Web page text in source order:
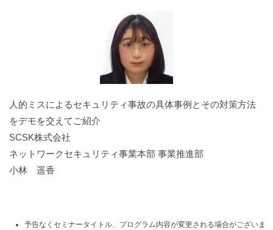
人的ミスによるセキュリティ事故の具体事例とその対策方法
をデモを交えてご紹介
SCSK株式会社
ネットワークセキュリティ事業本部 事業推進部
小林 遥香
予告なくセミナータイトル、プログラム内容が変更される場合がございま